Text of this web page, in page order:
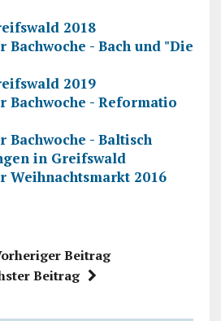
2018
Bachwoche - Bach und "Die
2019
Bachwoche - Reformatio
Bachwoche - Baltisch
in Greifswald
Weihnachtsmarkt 2016
Beitrag
Beitrag